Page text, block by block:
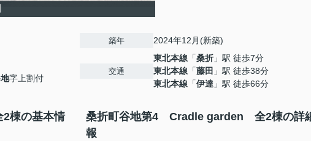
字上割付
築年 2024年12月(新築)
交通
東北本線 「桑折 」駅 徒歩7分
東北本線 「藤田 」駅 徒歩38分
東北本線 「伊達 」駅 徒歩66分
棟の基本情
桑折町谷地第4 Cradle garden 全2棟の詳
報